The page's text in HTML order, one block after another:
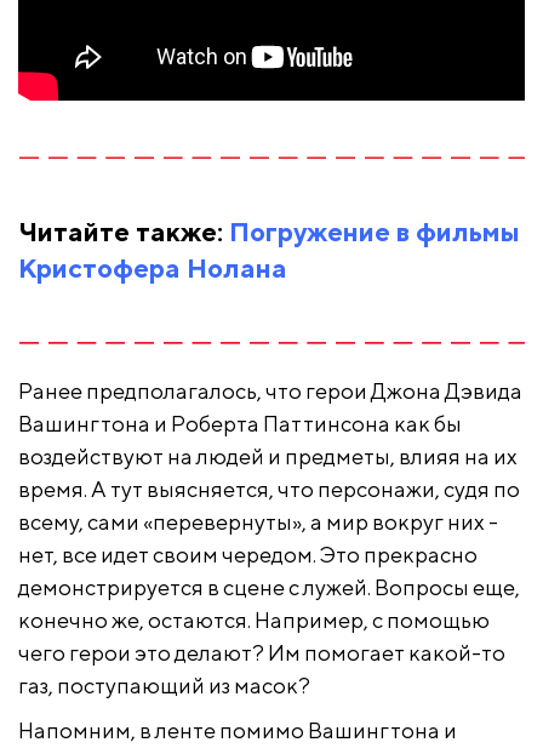
Читайте также: Погружение в фильмы
Кристофера Нолана
Ранее предполагалось, что герои Джона Дэвида
Вашингтона и Роберта Паттинсона как бы
воздействуют на людей и предметы, влияя на их
время. А тут выясняется, что персонажи, судя по
всему, сами «перевернуты», а мир вокруг них -
нет, все идет своим чередом. Это прекрасно
демонстрируется в сцене с лужей. Вопросы еще,
конечно же, остаются. Например, с помощью
чего герои это делают? Им помогает какой-то
газ, поступающий из масок?
Напомним, в ленте помимо Вашингтона и